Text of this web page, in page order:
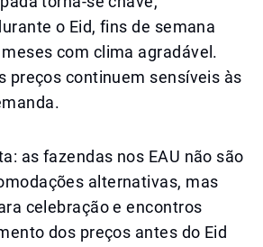
o Eid, fins de semana
com clima agradável.
preços continuem sensíveis às
as fazendas nos EAU não são
alternativas, mas
celebração e encontros
dos preços antes do Eid